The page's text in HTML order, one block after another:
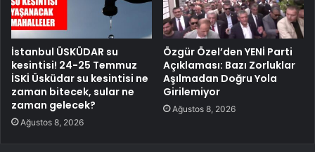
İstanbul ÜSKÜDAR su
kesintisi! 24-25 Temmuz
İSKİ Üsküdar su kesintisi ne
zaman bitecek, sular ne
zaman gelecek?
Ağustos 8, 2026
Özgür Özel’den YENİ Parti
Açıklaması: Bazı Zorluklar
Aşılmadan Doğru Yola
Girilemiyor
Ağustos 8, 2026